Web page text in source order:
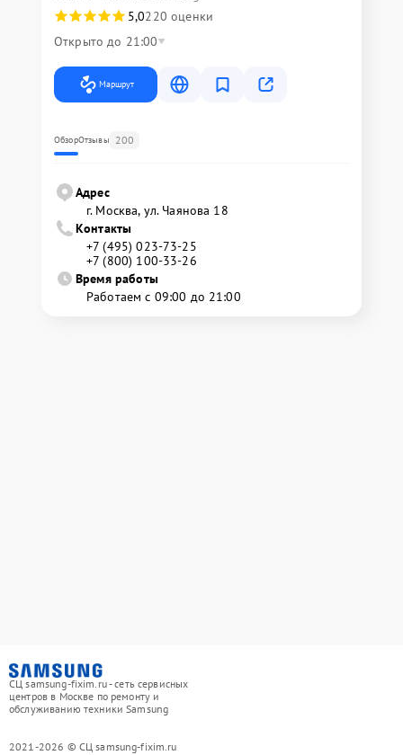
5,0220 оценки
Открыто до 21:00
Маршрут
ОбзорОтзывы 200
Адрес
г. Москва, ул. Чаянова 18
Контакты
+7 (495) 023-73-25
+7 (800) 100-33-26
Время работы
Работаем с 09:00 до 21:00
СЦ samsung-fixim.ru - сеть сервисных
центров в Москве по ремонту и
обслуживанию техники Samsung
2021-2026 © СЦ samsung-fixim.ru